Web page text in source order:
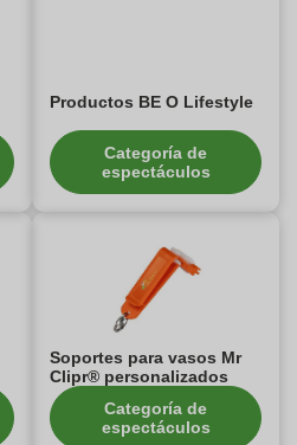
Productos BE O Lifestyle
Categoría de
espectáculos
Soportes para vasos Mr
Clipr® personalizados
Categoría de
espectáculos